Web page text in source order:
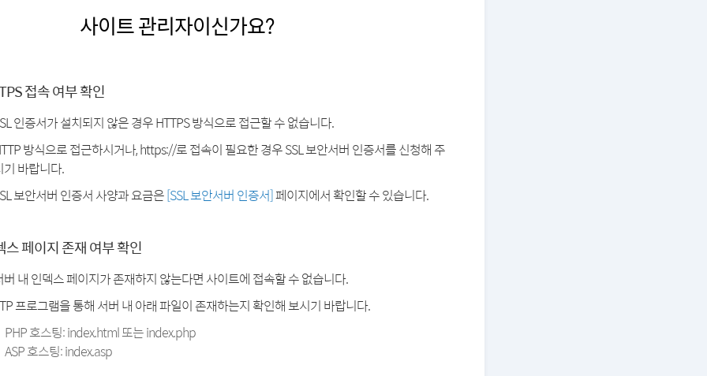
사이트 관리자이신가요?
접속 여부 확인
인증서가 설치되지 않은 경우 HTTPS 방식으로 접근할 수 없습니다.
방식으로 접근하시거나, https://로 접속이 필요한 경우 SSL 보안서버 인증서를 신청해 주
기 바랍니다.
보안서버 인증서 사양과 요금은[SSL 보안서버 인증서]페이지에서 확인할 수 있습니다.
스 페이지 존재 여부 확인
버 내 인덱스 페이지가 존재하지 않는다면 사이트에 접속할 수 없습니다.
프로그램을 통해 서버 내 아래 파일이 존재하는지 확인해 보시기 바랍니다.
PHP 호스팅: index.html 또는 index.php
ASP 호스팅: index.asp